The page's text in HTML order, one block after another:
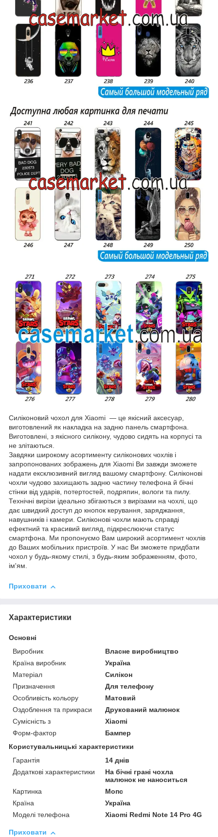
Силіконовий чохол для Xiaomi — це якісний аксесуар,
виготовлений як накладка на задню панель смартфона.
Виготовлені, з якісного силікону, чудово сидять на корпусі та
не злітаються.
Завдяки широкому асортименту силіконових чохлів і
запропонованих зображень для Xiaomi Ви завжди зможете
надати ексклюзивний вигляд вашому смартфону. Силіконові
чохли чудово захищають задню частину телефона й бічні
стінки від ударів, потертостей, подряпин, вологи та пилу.
Технічні вирізи ідеально збігаються з вирізами на чохлі, що
дає швидкий доступ до кнопок керування, заряджання,
навушників і камери. Силіконові чохли мають справді
ефектний та красивий вигляд, підкреслюючи статус
смартфона. Ми пропонуємо Вам широкий асортимент чохлів
до Ваших мобільних пристроїв. У нас Ви зможете придбати
чохол у будь-якому стилі, з будь-яким зображенням, фото,
ім'ям.
Приховати
Характеристики
Основні
Виробник
Власне виробництво
Країна виробник
Україна
Матеріал
Силікон
Призначення
Для телефону
Особливість кольору
Матовий
Оздоблення та прикраси
Друкований малюнок
Сумісність з
Xiaomi
Форм-фактор
Бампер
Користувальницькі характеристики
Гарантія
14 днів
Додаткові характеристики
На бічні грані чохла
малюнок не наноситься
Картинка
Мопс
Країна
Україна
Моделі телефона
Xiaomi Redmi Note 14 Pro 4G
Приховати